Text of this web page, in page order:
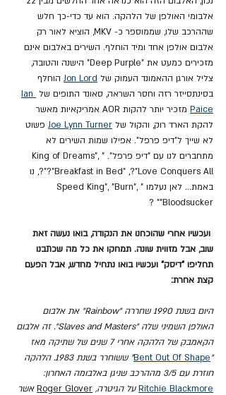
אלבומי האולפן של הלהקה. הוא עד כדי-כך חלש
שההרכב שלו, שממוספר כ- MKV, הוציא לאור רק
אלבום אולפן אחד ומיד הוחלף. השירים באלבום אינם
מזכירים כמעט את "Deep Purple" הישנה והטובה,
צליל אורגן ההאמונד העמוק של Jon Lord הוחלף
בסינתסייזר רזה וחסר השראה, סאונד התופים של Ian
Paice
מזכיר יותר להקות AOR אמריקאיות מאשר
להקת הארד רוק, והקול של Joe Lynn Turner פשוט
לא שייך ל"דיפ פרפל". אפילו שמות השירים לא
מתחברים לנו עם "דיפ פרפל". "King of Dreams",
?"Breakfast in Bed" ,?"Love Conquers All"?, נו
באמת... לאן נעלמו "Speed King", "Burn",
"Bloodsucker" ?
ועכשיו אחרי שהוכחנו את הנקודה, בואו נעשה זאת
שוב, אבל מזווית שונה. תמחקו את כל מה שכתבנו
תחליפו "דיסק" ועכשיו בואו נתחיל מחדש, אבל הפעם
קצת אחרת:
היום בשנת 1990 שחררה "Rainbow" את אלבום
האולפן השמיני שלה "Slaves and Masters". זה אלבום
הקאמבק של הלהקה אחרי 7 שנים של שתיקה מאז
"
Bent Out Of Shape
" ששוחרר בשנת 1983. הלהקה
חוזרת עם 3/5 מההרכב שניגן באלבומה האחרון:
Ritchie Blackmore על הגיטרה, Roger Glover אשר